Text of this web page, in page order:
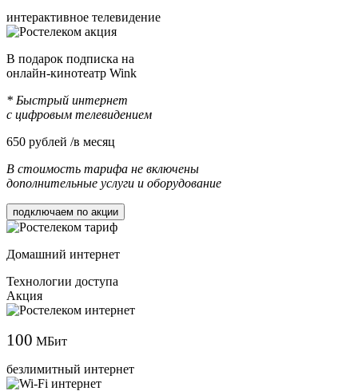
интерактивное телевидение
В подарок подписка на
онлайн-кинотеатр Wink
* Быстрый интернет
с цифровым телевидением
650 рублей /в месяц
В стоимость тарифа не включены
дополнительные услуги и оборудование
подключаем по акции
Домашний интернет
Технологии доступа
Акция
100 МБит
безлимитный интернет